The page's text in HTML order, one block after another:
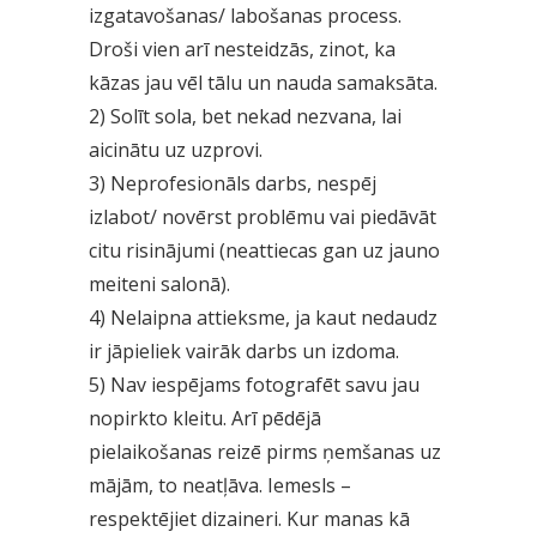
izgatavošanas/ labošanas process.
Droši vien arī nesteidzās, zinot, ka
kāzas jau vēl tālu un nauda samaksāta.
2) Solīt sola, bet nekad nezvana, lai
aicinātu uz uzprovi.
3) Neprofesionāls darbs, nespēj
izlabot/ novērst problēmu vai piedāvāt
citu risinājumi (neattiecas gan uz jauno
meiteni salonā).
4) Nelaipna attieksme, ja kaut nedaudz
ir jāpieliek vairāk darbs un izdoma.
5) Nav iespējams fotografēt savu jau
nopirkto kleitu. Arī pēdējā
pielaikošanas reizē pirms ņemšanas uz
mājām, to neatļāva. Iemesls –
respektējiet dizaineri. Kur manas kā